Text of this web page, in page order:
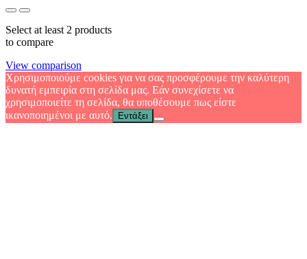
Select at least 2 products
to compare
View comparison
Χρησιμοποιούμε cookies για να σας προσφέρουμε την καλύτερη
δυνατή εμπειρία στη σελίδα μας. Εάν συνεχίσετε να
χρησιμοποιείτε τη σελίδα, θα υποθέσουμε πως είστε
ικανοποιημένοι με αυτό.
Εντάξει